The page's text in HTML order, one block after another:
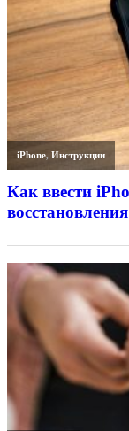
iPhone,Инструкции
Как ввести